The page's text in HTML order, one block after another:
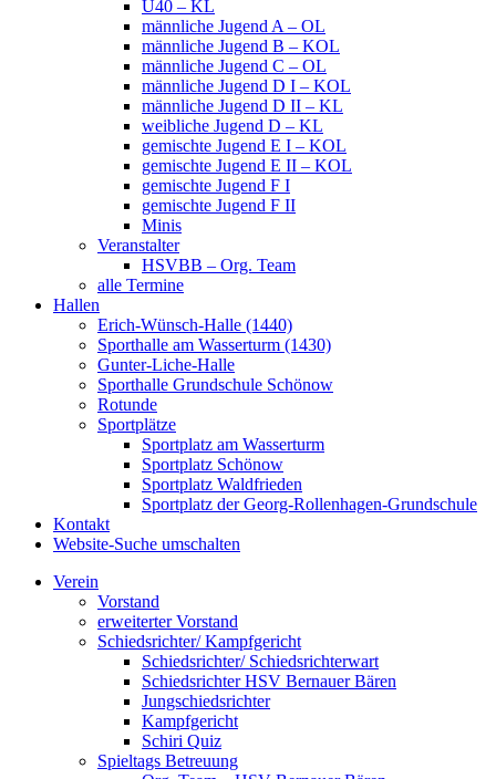
Ü40 – KL
männliche Jugend A – OL
männliche Jugend B – KOL
männliche Jugend C – OL
männliche Jugend D I – KOL
männliche Jugend D II – KL
weibliche Jugend D – KL
gemischte Jugend E I – KOL
gemischte Jugend E II – KOL
gemischte Jugend F I
gemischte Jugend F II
Minis
Veranstalter
HSVBB – Org. Team
alle Termine
Hallen
Erich-Wünsch-Halle (1440)
Sporthalle am Wasserturm (1430)
Gunter-Liche-Halle
Sporthalle Grundschule Schönow
Rotunde
Sportplätze
Sportplatz am Wasserturm
Sportplatz Schönow
Sportplatz Waldfrieden
Sportplatz der Georg-Rollenhagen-Grundschule
Kontakt
Website-Suche umschalten
Verein
Vorstand
erweiterter Vorstand
Schiedsrichter/ Kampfgericht
Schiedsrichter/ Schiedsrichterwart
Schiedsrichter HSV Bernauer Bären
Jungschiedsrichter
Kampfgericht
Schiri Quiz
Spieltags Betreuung